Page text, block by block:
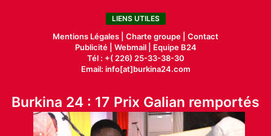
LIENS UTILES
Mentions Légales | Charte groupe | Contact
Publicité| Webmail |
Equipe B24
Tél : +( 226) 25-33-38-30
Email: info[at]burkina24.com
Burkina 24 : 17 Prix Galian remportés